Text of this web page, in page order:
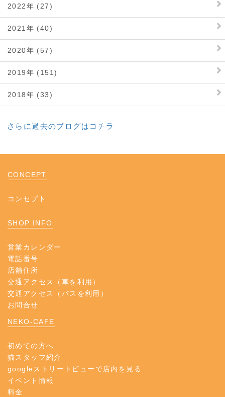
2022年 (27)
2021年 (40)
2020年 (57)
2019年 (151)
2018年 (33)
さらに過去のブログはコチラ
CONCEPT
コンセプト
SHOP INFO
営業カレンダー
電話番号
店舗住所
交通アクセス（車を利用）
交通アクセス（バスを利用）
お問合せ
NEKO-CAFE
初めての方へ
猫スタッフ紹介
googleストリートビューで店内を見る
イベント情報
料金